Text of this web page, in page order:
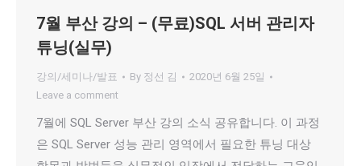
7월 부산 강의 – (무료)SQL 서버 관리자
튜닝(실무)
강의/세미나/발표 By 정선 김
2020년 6월 25일
Leave a comment
7월에 SQL Server 부산 강의 소식 공유합니다. 이 과정
은 SQL Server 성능 관리 영역에서 필요한 튜닝 대상